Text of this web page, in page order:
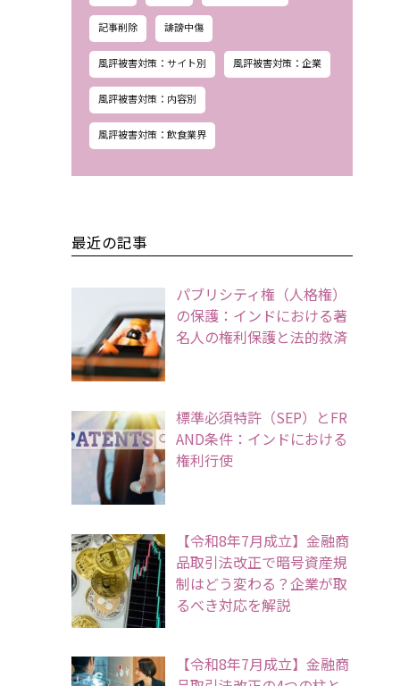
記事削除 誹謗中傷
風評被害対策：サイト別 風評被害対策：企業
風評被害対策：内容別
風評被害対策：飲食業界
最近の記事
パブリシティ権（人格権）
の保護：インドにおける著
名人の権利保護と法的救済
標準必須特許（SEP）とFR
AND条件：インドにおける
権利行使
【令和8年7月成立】金融商
品取引法改正で暗号資産規
制はどう変わる？企業が取
るべき対応を解説
【令和8年7月成立】金融商